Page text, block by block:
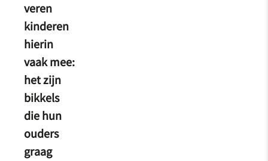
veren
kinderen
hierin
vaak mee:
het zijn
bikkels
die hun
ouders
graag